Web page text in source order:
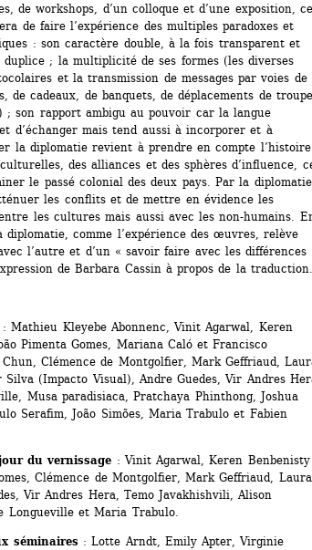
de workshops, d’un colloque et d’une exposition, ce
de faire l’expérience des multiples paradoxes et
: son caractère double, à la fois transparent et
duplice ; la multiplicité de ses formes (les diverses
et la transmission de messages par voies de
de cadeaux, de banquets, de déplacements de
; son rapport ambigu au pouvoir car la langue
d’échanger mais tend aussi à incorporer et à
la diplomatie revient à prendre en compte l’histoire
des alliances et des sphères d’influence,
le passé colonial des deux pays. Par la
les conflits et de mettre en évidence les
les cultures mais aussi avec les non-humains.
diplomatie, comme l’expérience des œuvres, relève
l’autre et d’un « savoir faire avec les différences
de Barbara Cassin à propos de la traduction.
: Mathieu Kleyebe Abonnenc, Vinit Agarwal, Keren
Pimenta Gomes, Mariana Caló et Francisco
Chun, Clémence de Montgolfier, Mark Geffriaud,
Silva (Impacto Visual), Andre Guedes, Vir Andres
Musa paradisiaca, Pratchaya Phinthong, Joshua
Serafim, João Simões, Maria Trabulo et Fabien
du vernissage : Vinit Agarwal, Keren Benbenisty
Clémence de Montgolfier, Mark Geffriaud, Laura
Vir Andres Hera, Temo Javakhishvili, Alison
Longueville et Maria Trabulo.
séminaires : Lotte Arndt, Emily Apter, Virginie